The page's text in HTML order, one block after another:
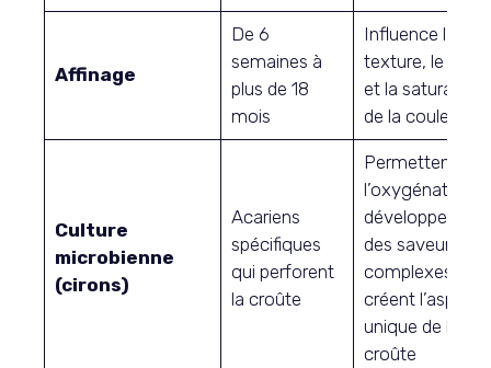
Affinage
De 6
semaines à
plus de 18
mois
Influence la
texture, le goût
et la saturation
de la couleur
Culture
microbienne
(cirons)
Acariens
spécifiques
qui perforent
la croûte
Permettent
l’oxygénation,
développent
des saveurs
complexes et
créent l’aspect
unique de la
croûte